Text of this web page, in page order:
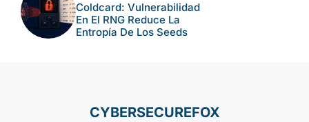
Coldcard: Vulnerabilidad
En El RNG Reduce La
Entropía De Los Seeds
CYBERSECUREFOX